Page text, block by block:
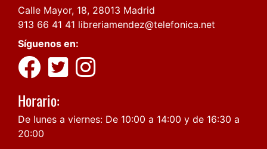
Calle Mayor, 18, 28013 Madrid
913 66 41 41 libreriamendez@telefonica.net
Síguenos en:
Horario:
De lunes a viernes: De 10:00 a 14:00 y de 16:30 a
20:00